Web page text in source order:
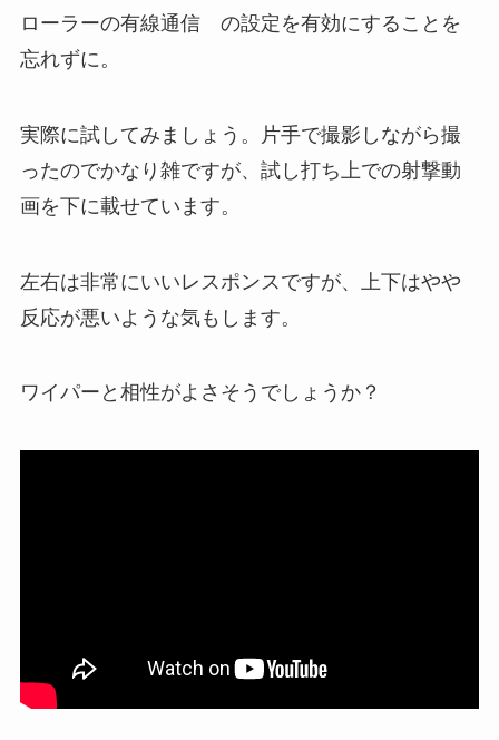
ローラーの有線通信 の設定を有効にすることを
忘れずに。
実際に試してみましょう。片手で撮影しながら撮
ったのでかなり雑ですが、試し打ち上での射撃動
画を下に載せています。
左右は非常にいいレスポンスですが、上下はやや
反応が悪いような気もします。
ワイパーと相性がよさそうでしょうか？